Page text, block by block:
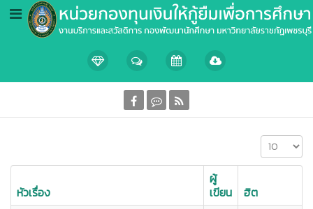
แสดง #
หัวเรื่อง
ผู้
เขียน
ฮิต